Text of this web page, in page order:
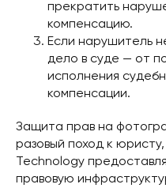
прекратить
компенсацию.
Если нарушитель
дело в суде — от
исполнения
компенсации.
Защита прав на
разовый поход к
Technology
правовую